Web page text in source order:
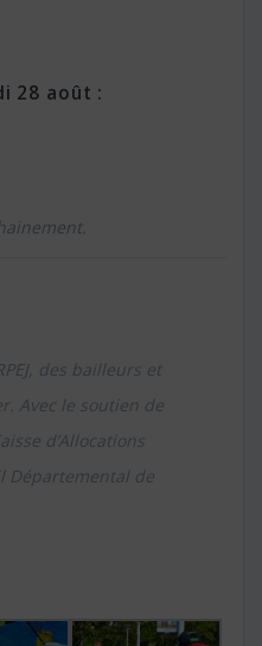
28 août :
des bailleurs et
Avec le soutien de
d’Allocations
Départemental de